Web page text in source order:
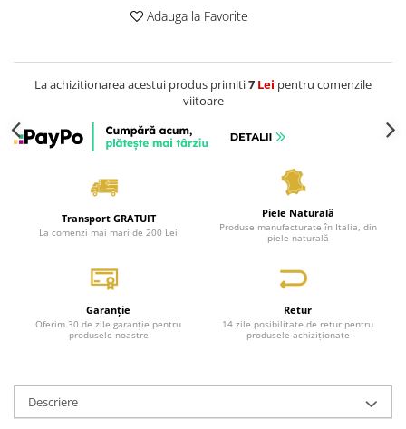
Adauga la Favorite
La achizitionarea acestui produs primiti7 Lei pentru comenzile
viitoare
Transport GRATUIT
La comenzi mai mari de 200 Lei
Piele Naturală
Produse manufacturate în Italia, din
piele naturală
Garanție
Oferim 30 de zile garanție pentru
produsele noastre
Retur
14 zile posibilitate de retur pentru
produsele achiziționate
Descriere